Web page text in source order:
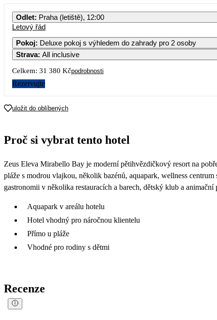
Odlet: Praha (letiště), 12:00
Letový řád
Pokoj: Deluxe pokoj s výhledem do zahrady pro 2 osoby
Strava: All inclusive
Celkem: 31 380 Kčpodrobnosti
Rezervujte
uložit do oblíbených
Proč si vybrat tento hotel
Zeus Eleva Mirabello Bay je moderní pětihvězdičkový resort na
pláže s modrou vlajkou, několik bazénů, aquapark, wellness
gastronomii v několika restauracích a barech, dětský klub a
Aquapark v areálu hotelu
Hotel vhodný pro náročnou klientelu
Přímo u pláže
Vhodné pro rodiny s dětmi
Recenze